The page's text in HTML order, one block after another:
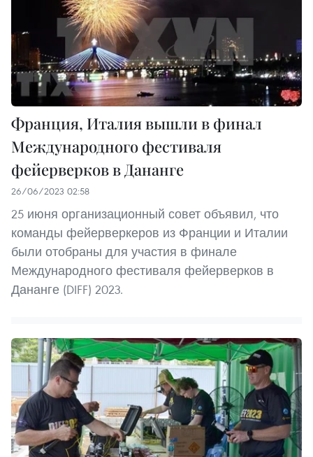
Франция, Италия вышли в финал
Международного фестиваля
фейерверков в Дананге
26/06/2023 02:58
25 июня организационный совет объявил, что
команды фейерверкеров из Франции и Италии
были отобраны для участия в финале
Международного фестиваля фейерверков в
Дананге (DIFF) 2023.